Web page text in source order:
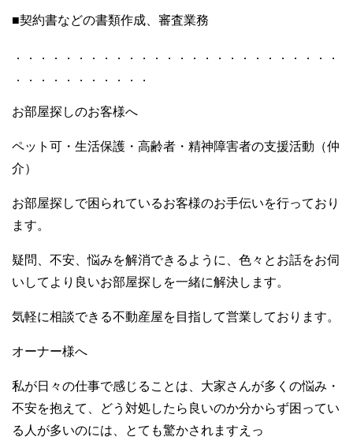
■契約書などの書類作成、審査業務
．．．．．．．．．．．．．．．．．．．．．．．．．．
．．．．．．．．．．．
お部屋探しのお客様へ
ペット可・生活保護・高齢者・精神障害者の支援活動（仲
介）
お部屋探しで困られているお客様のお手伝いを行っており
ます。
疑問、不安、悩みを解消できるように、色々とお話をお伺
いしてより良いお部屋探しを一緒に解決します。
気軽に相談できる不動産屋を目指して営業しております。
オーナー様へ
私が日々の仕事で感じることは、大家さんが多くの悩み・
不安を抱えて、どう対処したら良いのか分からず困ってい
る人が多いのには、とても驚かされますえっ